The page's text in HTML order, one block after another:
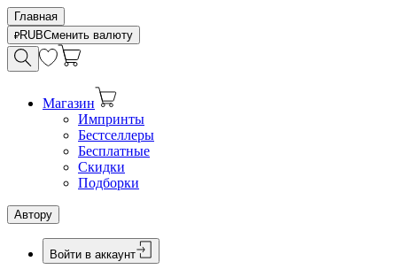
Главная
RUBСменить валюту
Магазин
Импринты
Бестселлеры
Бесплатные
Скидки
Подборки
Автору
Войти в аккаунт